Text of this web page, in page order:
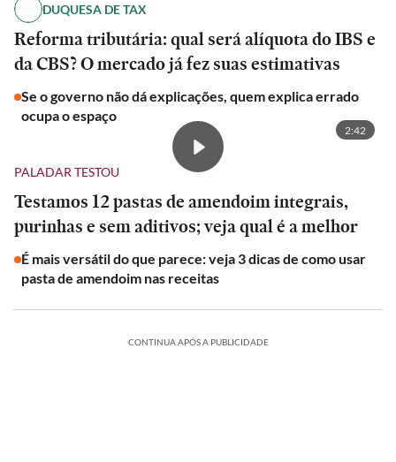
DUQUESA DE TAX
Reforma tributária: qual será alíquota do IBS e
da CBS? O mercado já fez suas estimativas
Se o governo não dá explicações, quem explica errado
ocupa o espaço
2:42
PALADAR TESTOU
Testamos 12 pastas de amendoim integrais,
purinhas e sem aditivos; veja qual é a melhor
É mais versátil do que parece: veja 3 dicas de como usar
pasta de amendoim nas receitas
CONTINUA APÓS A PUBLICIDADE